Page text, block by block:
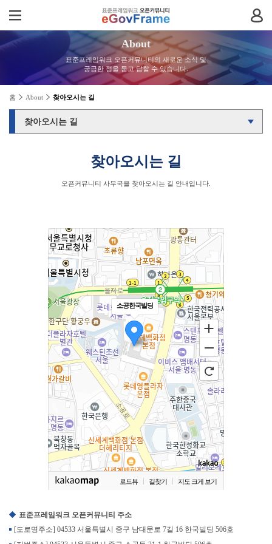
About
표준프레임워크 오픈커뮤니티의 새로운 소식 및
궁금한 점을 묻고 답할 수 있습니다.
홈 About 찾아오시는 길
찾아오시는 길
오픈커뮤니티 사무국을 찾아오시는 길 안내입니다.
소공한국빌딩
로드뷰 길찾기 지도 크게 보기
표준프레임워크 오픈커뮤니티 주소
[도로명주소] 04533 서울특별시 중구 남대문로 7길 16 한국빌딩 506호